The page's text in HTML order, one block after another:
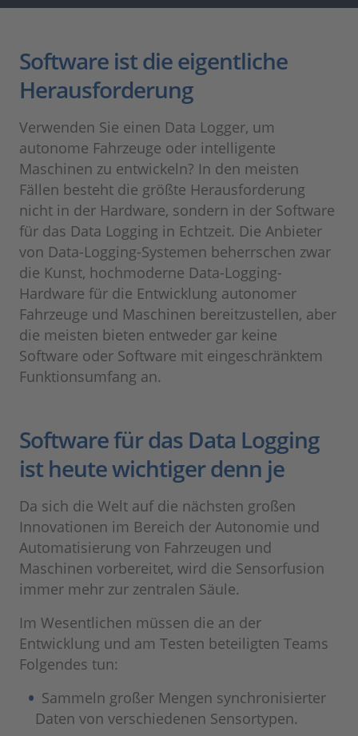
Software ist die eigentliche
Herausforderung
Verwenden Sie einen Data Logger, um
autonome Fahrzeuge oder intelligente
Maschinen zu entwickeln? In den meisten
Fällen besteht die größte Herausforderung
nicht in der Hardware, sondern in der Software
für das Data Logging in Echtzeit. Die Anbieter
von Data-Logging-Systemen beherrschen zwar
die Kunst, hochmoderne Data-Logging-
Hardware für die Entwicklung autonomer
Fahrzeuge und Maschinen bereitzustellen, aber
die meisten bieten entweder gar keine
Software oder Software mit eingeschränktem
Funktionsumfang an.
Software für das Data Logging
ist heute wichtiger denn je
Da sich die Welt auf die nächsten großen
Innovationen im Bereich der Autonomie und
Automatisierung von Fahrzeugen und
Maschinen vorbereitet, wird die Sensorfusion
immer mehr zur zentralen Säule.
Im Wesentlichen müssen die an der
Entwicklung und am Testen beteiligten Teams
Folgendes tun:
Sammeln großer Mengen synchronisierter
Daten von verschiedenen Sensortypen.